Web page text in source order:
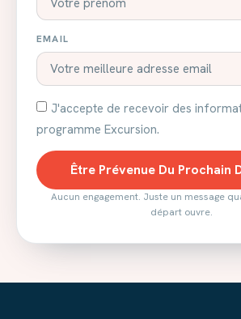
EMAIL
J'accepte de recevoir des
programme Excursion.
Être Prévenue Du Prochain
Aucun engagement. Juste un message
départ ouvre.